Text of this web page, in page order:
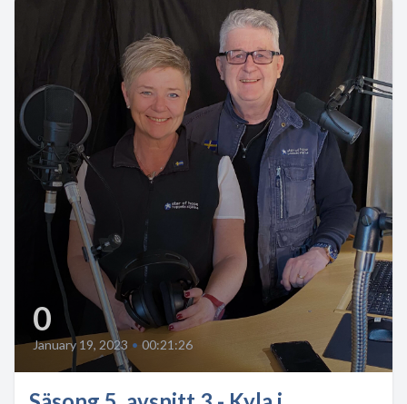
0
January 19, 2023 • 00:21:26